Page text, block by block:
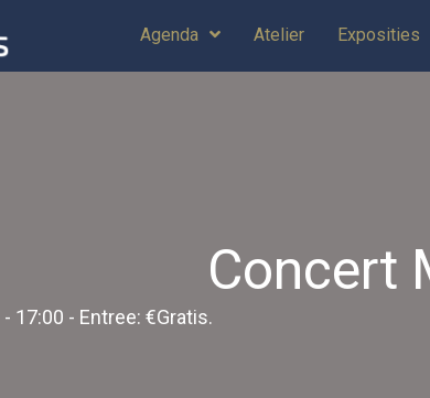
Agenda Atelier Exposities
Concert
- 17:00 - Entree: €Gratis.